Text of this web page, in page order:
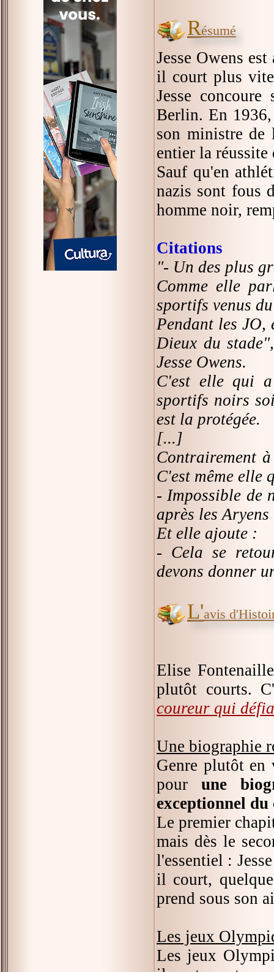
Résumé
Jesse Owens
il court plus
Jesse
Berlin. En
son ministre de
entier la réussite
Sauf qu'en
nazis sont fous
homme noir,
Citations
"- Un des plus
Comme elle
sportifs venus
Pendant les
Dieux du
Jesse Owens.
C'est elle qui
sportifs noirs
est la protégée.
[...]
Contrairement
C'est même elle
- Impossible de
après les
Et elle ajoute :
- Cela se
devons donner
L'avis
Elise
plutôt courts.
coureur qui
Une biographie
Genre plutôt en
pour une
exceptionnel du
Le premier
mais dès le
l'essentiel :
il court,
prend sous son
Les jeux
Les jeux